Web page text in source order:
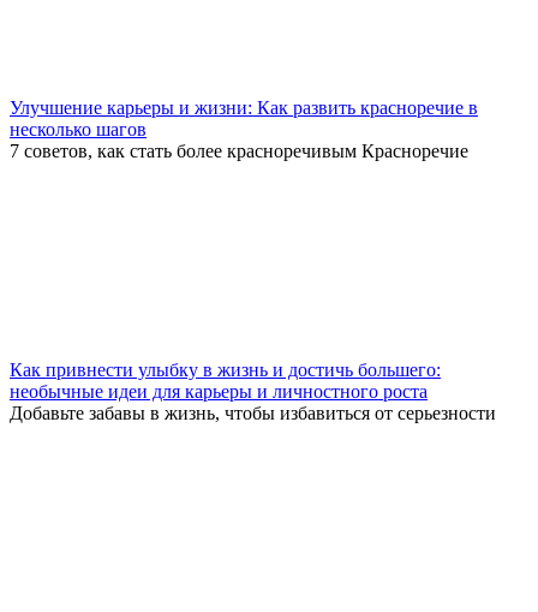
Улучшение карьеры и жизни: Как развить красноречие в
несколько шагов
7 советов, как стать более красноречивым Красноречие
Как привнести улыбку в жизнь и достичь большего:
необычные идеи для карьеры и личностного роста
Добавьте забавы в жизнь, чтобы избавиться от серьезности